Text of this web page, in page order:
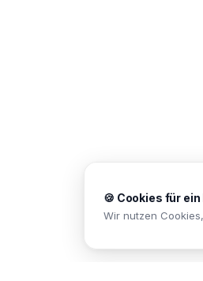
🍪 Cookies für
Wir nutzen